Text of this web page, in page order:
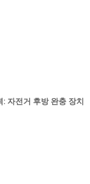
자전거 후방 완충 장치